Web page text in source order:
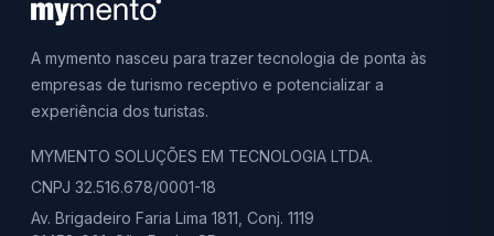
A mymento nasceu para trazer tecnologia de ponta às
empresas de turismo receptivo e potencializar a
experiência dos turistas.
MYMENTO SOLUÇÕES EM TECNOLOGIA LTDA.
CNPJ 32.516.678/0001-18
Av. Brigadeiro Faria Lima 1811, Conj. 1119